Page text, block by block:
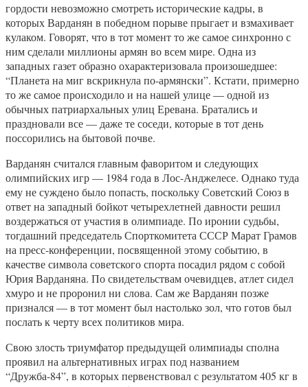
гордости невозможно смотреть исторические кадры, в
которых Варданян в победном порыве прыгает и взмахивает
кулаком. Говорят, что в тот момент то же самое синхронно с
ним сделали миллионы армян во всем мире. Одна из
западных газет образно охарактеризовала произошедшее:
“Планета на миг вскрикнула по-армянски”. Кстати, примерно
то же самое происходило и на нашей улице — одной из
обычных патриархальных улиц Еревана. Братались и
праздновали все — даже те соседи, которые в тот день
поссорились на бытовой почве.
Варданян считался главным фаворитом и следующих
олимпийских игр — 1984 года в Лос-Анджелесе. Однако туда
ему не суждено было попасть, поскольку Советский Союз в
ответ на западный бойкот четырехлетней давности решил
воздержаться от участия в олимпиаде. По иронии судьбы,
тогдашний председатель Спорткомитета СССР Марат Грамов
на пресс-конференции, посвященной этому событию, в
качестве символа советского спорта посадил рядом с собой
Юрия Варданяна. По свидетельствам очевидцев, атлет сидел
хмуро и не проронил ни слова. Сам же Варданян позже
признался — в тот момент был настолько зол, что готов был
послать к черту всех политиков мира.
Свою злость триумфатор предыдущей олимпиады сполна
проявил на альтернативных играх под названием
“Дружба-84”, в которых первенствовал с результатом 405 кг в